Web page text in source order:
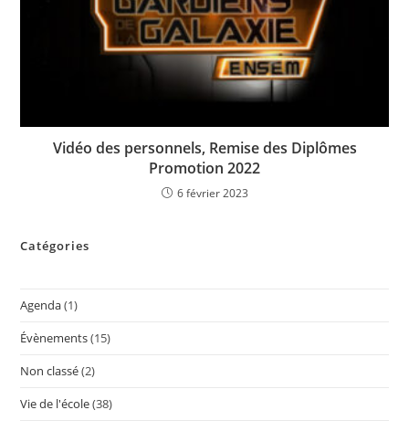
Vidéo des personnels, Remise des Diplômes
Promotion 2022
6 février 2023
Catégories
Agenda(1)
Évènements(15)
Non classé(2)
Vie de l'école(38)